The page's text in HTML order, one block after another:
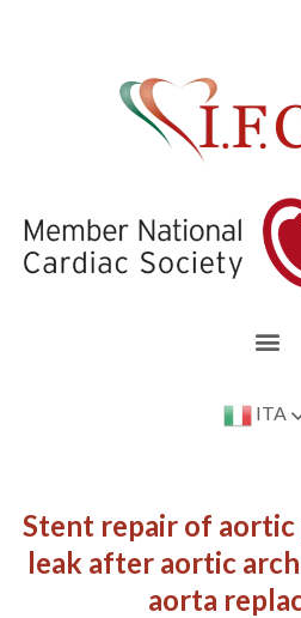
ITA
Stent repair of
leak after aortic
aorta